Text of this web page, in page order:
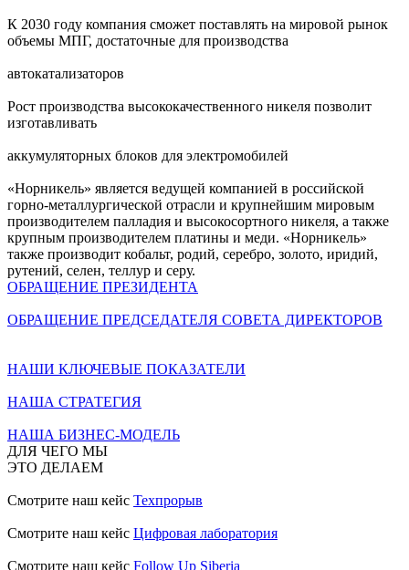
К 2030 году компания сможет поставлять на мировой рынок
объемы МПГ, достаточные для производства
автокатализаторов
Рост производства высококачественного никеля позволит
изготавливать
аккумуляторных блоков для электромобилей
«Норникель» является ведущей компанией в российской
горно-металлургической отрасли и крупнейшим мировым
производителем палладия и высокосортного никеля, а также
крупным производителем платины и меди. «Норникель»
также производит кобальт, родий, серебро, золото, иридий,
рутений, селен, теллур и серу.
ОБРАЩЕНИЕ ПРЕЗИДЕНТА
ОБРАЩЕНИЕ ПРЕДСЕДАТЕЛЯ СОВЕТА ДИРЕКТОРОВ
НАШИ КЛЮЧЕВЫЕ ПОКАЗАТЕЛИ
НАША СТРАТЕГИЯ
НАША БИЗНЕС-МОДЕЛЬ
ДЛЯ ЧЕГО МЫ
ЭТО ДЕЛАЕМ
Смотрите наш кейс Техпрорыв
Смотрите наш кейс Цифровая лаборатория
Смотрите наш кейс Follow Up Siberia